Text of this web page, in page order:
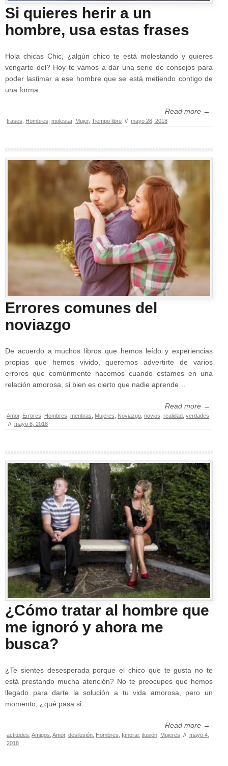
Si quieres herir a un
hombre, usa estas frases
Hola chicas Chic, ¿algún chico te está molestando y quieres
vengarte del? Hoy te vamos a dar una serie de consejos para
poder lastimar a ese hombre que se está metiendo contigo de
una forma…
Read more →
frases Hombres molestar, Mujer, Tiempo libre // mayo 28, 2018
Errores comunes del
noviazgo
De acuerdo a muchos libros que hemos leído y experiencias
propias que hemos vivido, queremos advertirte de varios
errores que comúnmente hacemos cuando estamos en una
relación amorosa, si bien es cierto que nadie aprende…
Read more →
Amor, Errores Hombres mentiras Mujeres Noviazgo novios realidad verdades
// mayo 8, 2018
¿Cómo tratar al hombre que
me ignoró y ahora me
busca?
¿Te sientes desesperada porque el chico que te gusta no te
está prestando mucha atención? No te preocupes que hemos
llegado para darte la solución a tu vida amorosa, pero un
momento, ¿qué pasa si…
Read more →
actitudes Amigos Amor, desilusión Hombres Ignorar, ilusión Mujeres // mayo 4,
2018